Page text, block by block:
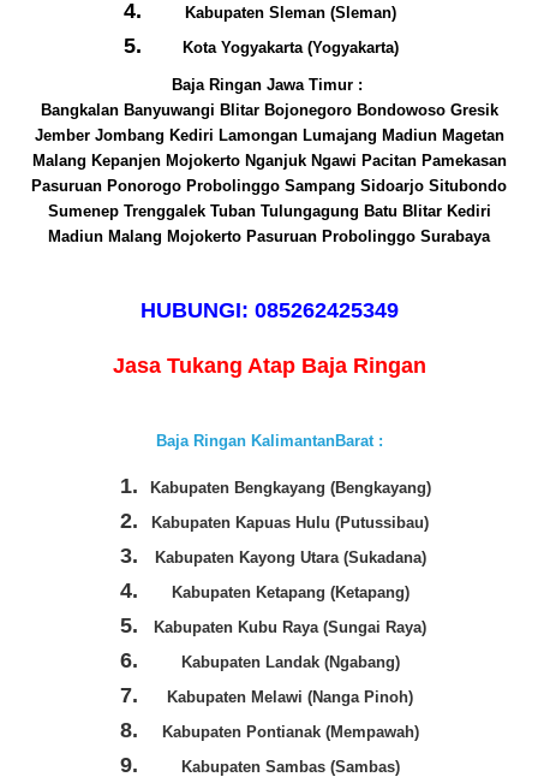
Kabupaten Sleman (Sleman)
Kota Yogyakarta (Yogyakarta)
Baja Ringan Jawa Timur :
Bangkalan Banyuwangi Blitar Bojonegoro Bondowoso Gresik
Jember Jombang Kediri Lamongan Lumajang Madiun Magetan
Malang Kepanjen Mojokerto Nganjuk Ngawi Pacitan Pamekasan
Pasuruan Ponorogo Probolinggo Sampang Sidoarjo Situbondo
Sumenep Trenggalek Tuban Tulungagung Batu Blitar Kediri
Madiun Malang Mojokerto Pasuruan Probolinggo Surabaya
HUBUNGI: 085262425349
Jasa Tukang Atap Baja Ringan
Baja Ringan KalimantanBarat :
Kabupaten Bengkayang (Bengkayang)
Kabupaten Kapuas Hulu (Putussibau)
Kabupaten Kayong Utara (Sukadana)
Kabupaten Ketapang (Ketapang)
Kabupaten Kubu Raya (Sungai Raya)
Kabupaten Landak (Ngabang)
Kabupaten Melawi (Nanga Pinoh)
Kabupaten Pontianak (Mempawah)
Kabupaten Sambas (Sambas)